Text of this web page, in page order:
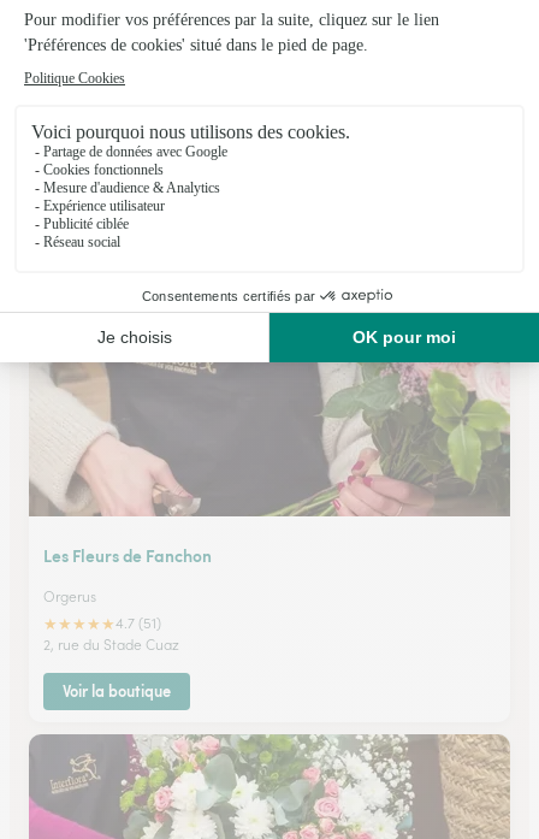
De Saint Jores Floral
Porcheville
★★★ ★★5 (46)
Voir la boutique
Les Fleurs de Fanchon
Orgerus
★★★★★4.7 (51)
2, rue du Stade Cuaz
Voir la boutique